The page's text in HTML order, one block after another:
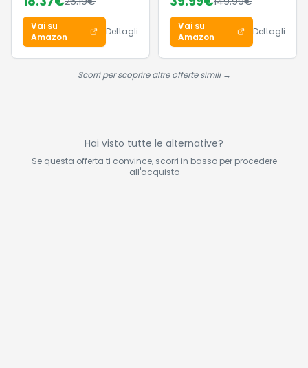
1000ml
Vai su
Amazon
Dettagli
Orologio Fitness
con Chiamate
Bluetooth e
Notifiche, 140+ Modi
Sportivi con
Contapassi, SpO2,
IP68 per Android iOS
Vai su
Amazon
Dettagli
Scorri per scoprire altre offerte simili →
Hai visto tutte le alternative?
Se questa offerta ti convince, scorri in basso per procedere
all'acquisto